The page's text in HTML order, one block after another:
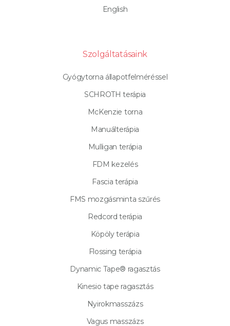
English
Szolgáltatásaink
Gyógytorna állapotfelméréssel
SCHROTH terápia
McKenzie torna
Manuálterápia
Mulligan terápia
FDM kezelés
Fascia terápia
FMS mozgásminta szűrés
Redcord terápia
Köpöly terápia
Flossing terápia
Dynamic Tape® ragasztás
Kinesio tape ragasztás
Nyirokmasszázs
Vagus masszázs